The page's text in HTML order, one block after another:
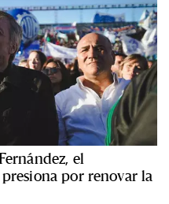
el
por renovar la